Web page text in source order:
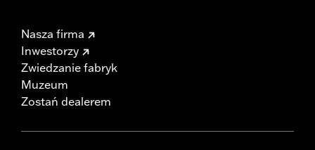
Nasza firma
Inwestorzy
Zwiedzanie fabryk
Muzeum
Zostań dealerem